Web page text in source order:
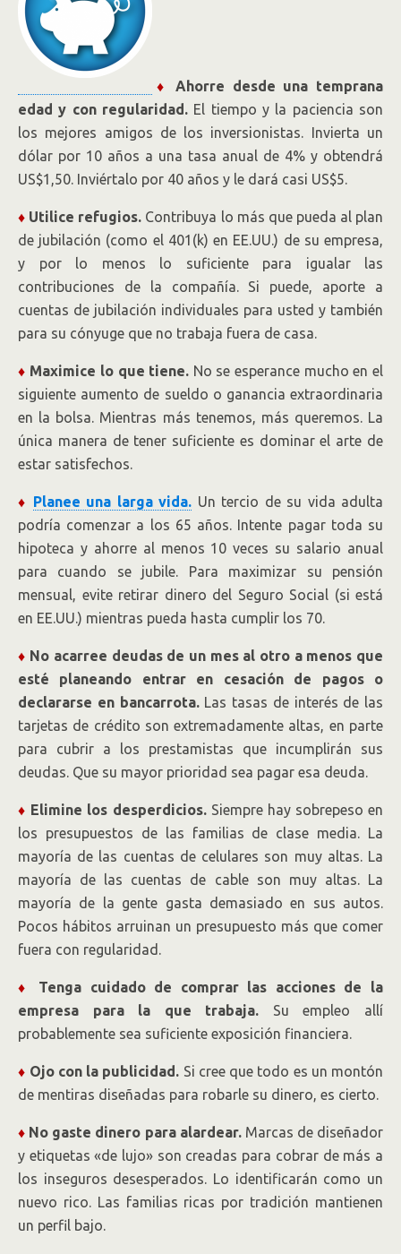
♦
Ahorre desde una temprana
edad y con regularidad. El tiempo y la paciencia son
los mejores amigos de los inversionistas. Invierta un
dólar por 10 años a una tasa anual de 4% y obtendrá
US$1,50. Inviértalo por 40 años y le dará casi US$5.
♦ Utilice refugios. Contribuya lo más que pueda al plan
de jubilación (como el 401(k) en EE.UU.) de su empresa,
y por lo menos lo suficiente para igualar las
contribuciones de la compañía. Si puede, aporte a
cuentas de jubilación individuales para usted y también
para su cónyuge que no trabaja fuera de casa.
♦ Maximice lo que tiene. No se esperance mucho en el
siguiente aumento de sueldo o ganancia extraordinaria
en la bolsa. Mientras más tenemos, más queremos. La
única manera de tener suficiente es dominar el arte de
estar satisfechos.
♦ Planee una larga vida. Un tercio de su vida adulta
podría comenzar a los 65 años. Intente pagar toda su
hipoteca y ahorre al menos 10 veces su salario anual
para cuando se jubile. Para maximizar su pensión
mensual, evite retirar dinero del Seguro Social (si está
en EE.UU.) mientras pueda hasta cumplir los 70.
♦ No acarree deudas de un mes al otro a menos que
esté planeando entrar en cesación de pagos o
declararse en bancarrota.Las tasas de interés de las
tarjetas de crédito son extremadamente altas, en parte
para cubrir a los prestamistas que incumplirán sus
deudas. Que su mayor prioridad sea pagar esa deuda.
♦ Elimine los desperdicios.Siempre hay sobrepeso en
los presupuestos de las familias de clase media. La
mayoría de las cuentas de celulares son muy altas. La
mayoría de las cuentas de cable son muy altas. La
mayoría de la gente gasta demasiado en sus autos.
Pocos hábitos arruinan un presupuesto más que comer
fuera con regularidad.
♦
Tenga cuidado de comprar las acciones de la
empresa para la que trabaja. Su empleo allí
probablemente sea suficiente exposición financiera.
♦ Ojo con la publicidad. Si cree que todo es un montón
de mentiras diseñadas para robarle su dinero, es cierto.
♦ No gaste dinero para alardear.Marcas de diseñador
y etiquetas «de lujo» son creadas para cobrar de más a
los inseguros desesperados. Lo identificarán como un
nuevo rico. Las familias ricas por tradición mantienen
un perfil bajo.